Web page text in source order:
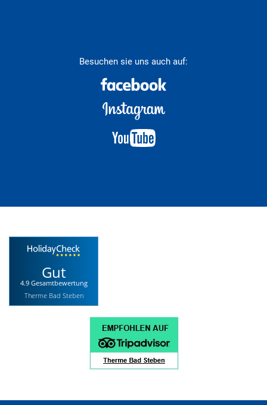
Besuchen sie uns auch auf:
Gut
4.9 Gesamtbewertung
Therme Bad Steben